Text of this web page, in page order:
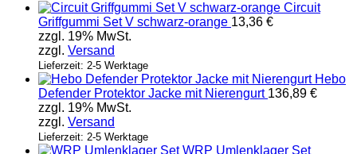
Circuit
Griffgummi Set V schwarz-orange 13,36 €
zzgl. 19% MwSt.
zzgl. Versand
Lieferzeit: 2-5 Werktage
Hebo
Defender Protektor Jacke mit Nierengurt 136,89 €
zzgl. 19% MwSt.
zzgl. Versand
Lieferzeit: 2-5 Werktage
WRP Umlenklager Set